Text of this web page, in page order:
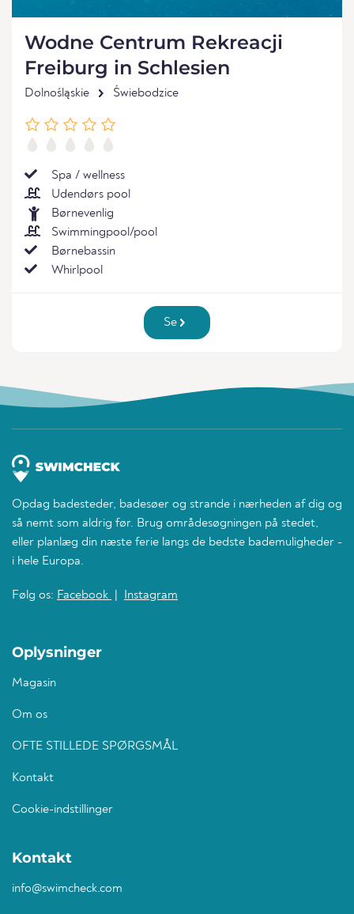
Wodne Centrum Rekreacji
Freiburg in Schlesien
Dolnośląskie Świebodzice
Spa / wellness
Udendørs pool
Børnevenlig
Swimmingpool/pool
Børnebassin
Whirlpool
Se
Opdag badesteder, badesøer og strande i nærheden af dig og
så nemt som aldrig før. Brug områdesøgningen på stedet,
eller planlæg din næste ferie langs de bedste bademuligheder -
i hele Europa.
Følg os: Facebook Instagram
Oplysninger
Magasin
Om os
OFTE STILLEDE SPØRGSMÅL
Kontakt
Cookie-indstillinger
Kontakt
info@swimcheck.com